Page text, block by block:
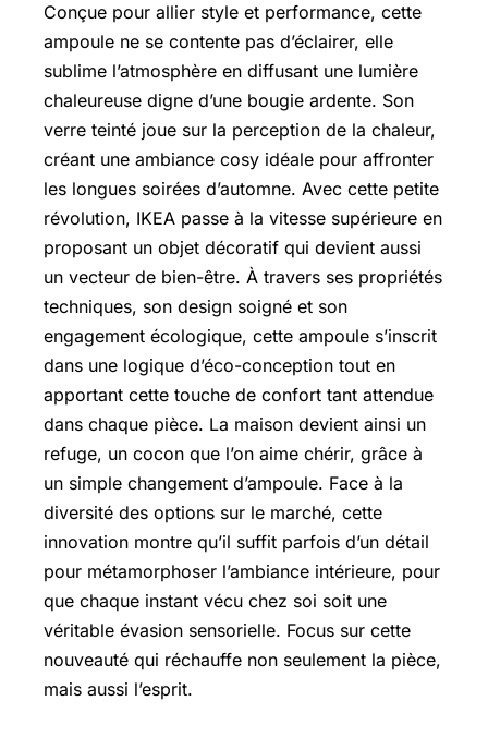
Conçue pour allier style et performance, cette
ampoule ne se contente pas d’éclairer, elle
sublime l’atmosphère en diffusant une lumière
chaleureuse digne d’une bougie ardente. Son
verre teinté joue sur la perception de la chaleur,
créant une ambiance cosy idéale pour affronter
les longues soirées d’automne. Avec cette petite
révolution, IKEA passe à la vitesse supérieure en
proposant un objet décoratif qui devient aussi
un vecteur de bien-être. À travers ses propriétés
techniques, son design soigné et son
engagement écologique, cette ampoule s’inscrit
dans une logique d’éco-conception tout en
apportant cette touche de confort tant attendue
dans chaque pièce. La maison devient ainsi un
refuge, un cocon que l’on aime chérir, grâce à
un simple changement d’ampoule. Face à la
diversité des options sur le marché, cette
innovation montre qu’il suffit parfois d’un détail
pour métamorphoser l’ambiance intérieure, pour
que chaque instant vécu chez soi soit une
véritable évasion sensorielle. Focus sur cette
nouveauté qui réchauffe non seulement la pièce,
mais aussi l’esprit.